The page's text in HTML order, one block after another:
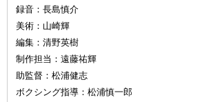
録音：長島慎介
美術：山崎輝
編集：清野英樹
制作担当：遠藤祐輝
助監督：松浦健志
ボクシング指導：松浦慎一郎